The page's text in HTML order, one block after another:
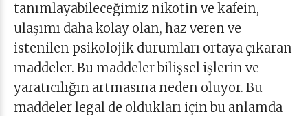
tanımlayabileceğimiz nikotin ve kafein,
ulaşımı daha kolay olan, haz veren ve
istenilen psikolojik durumları ortaya çıkaran
maddeler. Bu maddeler bilişsel işlerin ve
yaratıcılığın artmasına neden oluyor. Bu
maddeler legal de oldukları için bu anlamda